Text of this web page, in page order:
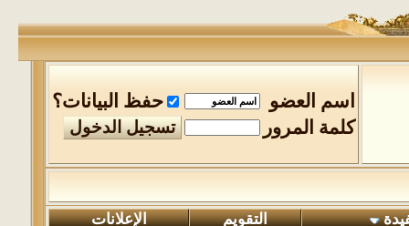
اسم العضو
حفظ البيانات؟
كلمة المرور
التقويم الإعلانات